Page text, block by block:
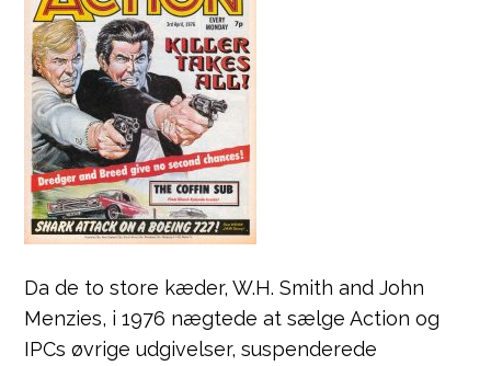
Da de to store kæder, W.H. Smith and John
Menzies, i 1976 nægtede at sælge Action og
IPCs øvrige udgivelser, suspenderede